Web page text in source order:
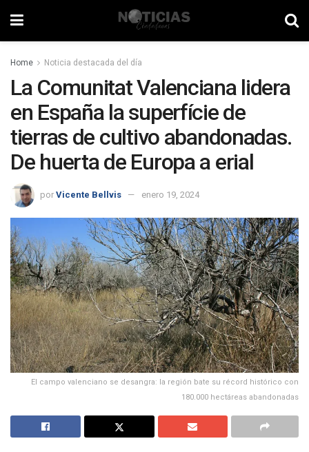
Home Noticia destacada del día
La Comunitat Valenciana lidera
en España la superfície de
tierras de cultivo abandonadas.
De huerta de Europa a erial
por Vicente Bellvis enero 19, 2024
El campo valenciano se desangra: la región bate su récord histórico con
180.000 hectáreas abandonadas